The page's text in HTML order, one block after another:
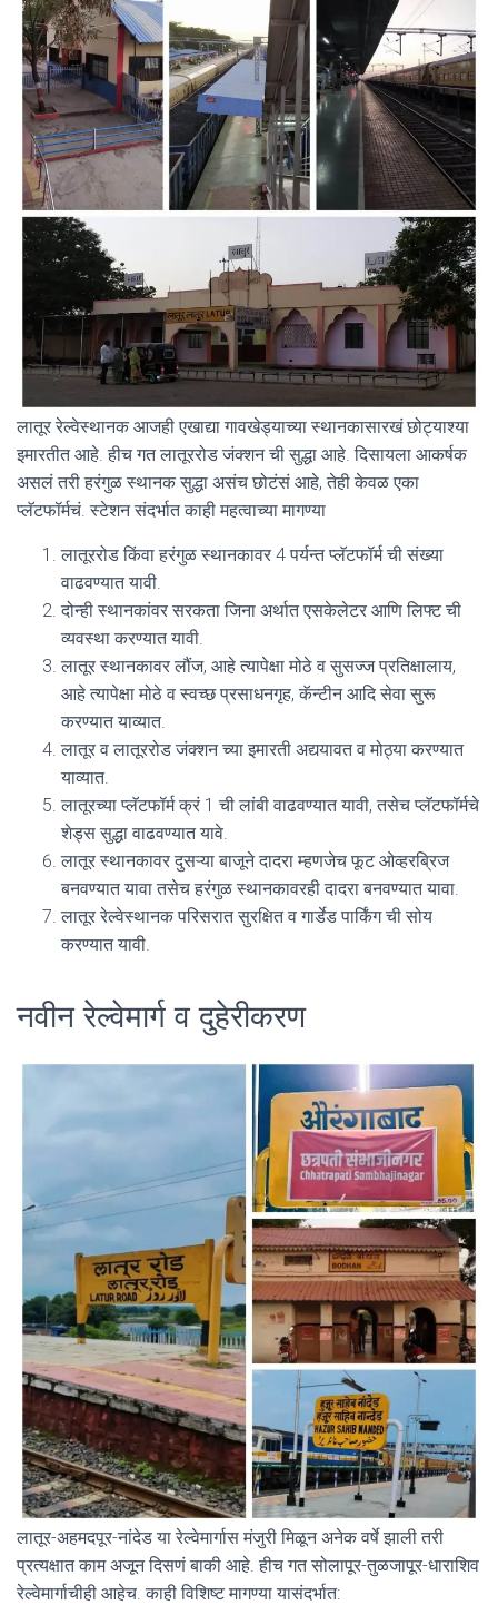
लातूर रेल्वेस्थानक आजही एखाद्या गावखेड्याच्या स्थानकासारखं छोट्याश्या
इमारतीत आहे. हीच गत लातूररोड जंक्शन ची सुद्धा आहे. दिसायला आकर्षक
असलं तरी हरंगुळ स्थानक सुद्धा असंच छोटंसं आहे, तेही केवळ एका
प्लॅटफॉर्मचं. स्टेशन संदर्भात काही महत्वाच्या मागण्या
लातूररोड किंवा हरंगुळ स्थानकावर 4 पर्यन्त प्लॅटफॉर्म ची संख्या
वाढवण्यात यावी.
दोन्ही स्थानकांवर सरकता जिना अर्थात एसकेलेटर आणि लिफ्ट ची
व्यवस्था करण्यात यावी.
लातूर स्थानकावर लौंज, आहे त्यापेक्षा मोठे व सुसज्ज प्रतिक्षालाय,
आहे त्यापेक्षा मोठे व स्वच्छ प्रसाधनगृह, कॅन्टीन आदि सेवा सुरू
करण्यात याव्यात.
लातूर व लातूररोड जंक्शन च्या इमारती अद्ययावत व मोठ्या करण्यात
याव्यात.
लातूरच्या प्लॅटफॉर्म क्रं 1 ची लांबी वाढवण्यात यावी, तसेच प्लॅटफॉर्मचे
शेड्स सुद्धा वाढवण्यात यावे.
लातूर स्थानकावर दुसऱ्या बाजूने दादरा म्हणजेच फूट ओव्हरब्रिज
बनवण्यात यावा तसेच हरंगुळ स्थानकावरही दादरा बनवण्यात यावा.
लातूर रेल्वेस्थानक परिसरात सुरक्षित व गार्डेड पार्किंग ची सोय
करण्यात यावी.
नवीन रेल्वेमार्ग व दुहेरीकरण
लातूर-अहमदपूर-नांदेड या रेल्वेमार्गास मंजुरी मिळून अनेक वर्षे झाली तरी
प्रत्यक्षात काम अजून दिसणं बाकी आहे. हीच गत सोलापूर-तुळजापूर-धाराशिव
रेल्वेमार्गाचीही आहेच. काही विशिष्ट मागण्या यासंदर्भात: